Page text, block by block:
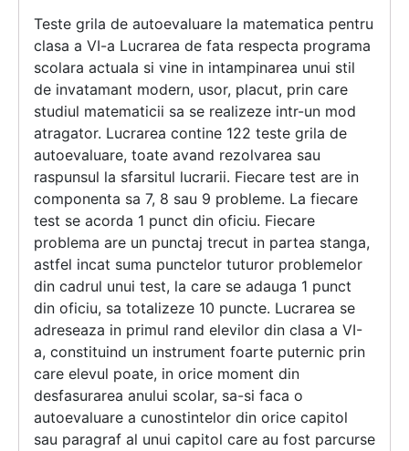
Teste grila de autoevaluare la matematica pentru
clasa a VI-a Lucrarea de fata respecta programa
scolara actuala si vine in intampinarea unui stil
de invatamant modern, usor, placut, prin care
studiul matematicii sa se realizeze intr-un mod
atragator. Lucrarea contine 122 teste grila de
autoevaluare, toate avand rezolvarea sau
raspunsul la sfarsitul lucrarii. Fiecare test are in
componenta sa 7, 8 sau 9 probleme. La fiecare
test se acorda 1 punct din oficiu. Fiecare
problema are un punctaj trecut in partea stanga,
astfel incat suma punctelor tuturor problemelor
din cadrul unui test, la care se adauga 1 punct
din oficiu, sa totalizeze 10 puncte. Lucrarea se
adreseaza in primul rand elevilor din clasa a VI-
a, constituind un instrument foarte puternic prin
care elevul poate, in orice moment din
desfasurarea anului scolar, sa-si faca o
autoevaluare a cunostintelor din orice capitol
sau paragraf al unui capitol care au fost parcurse